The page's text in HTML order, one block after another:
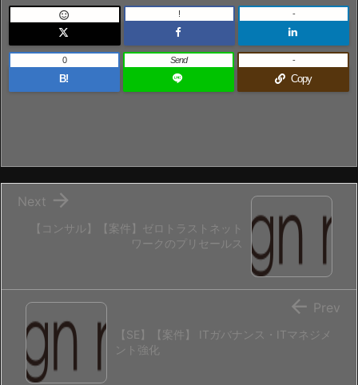
 ! -
B!
0 Send
Copy
-
【コンサル】【案件】ゼロトラストネット
ワークのプリセールス

Next
【SE】【案件】 ITガバナンス・ITマネジメ
ント強化
 Prev